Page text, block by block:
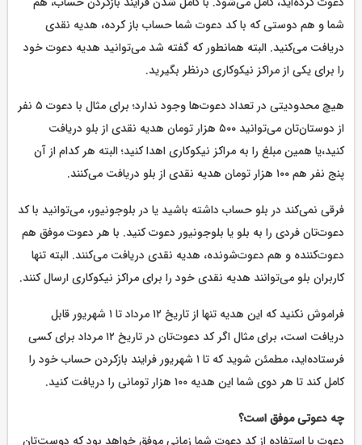
شما و هم دوستی که با کد دعوت شما حساب باز کرده، هدیه نقدی
دریافت می‌کنید. البته همانطور که گفته شد می‌توانید هدیه دعوت خود
را برای یکی از مراکز نیکوکاری درنظر بگیرید.
هیچ محدودیتی در تعداد دعوت‌ها وجود ندارد؛ برای مثال با دعوت ۵ نفر
از دوستان‌تان می‌توانید ۵۰۰ هزار تومان هدیه نقدی از بلو دریافت
کنید،یا همین مبلغ را به مراکز نیکوکاری اهدا کنید؛ البته هر کدام از آن
پنج نفر هم ۱۰۰ هزار تومان هدیه نقدی از بلو دریافت ‌می‌کنند.
فرقی نمی‌کند در بلو حساب داشته باشید یا در بلوجونیور، می‌توانید با کد
دعوت‌تان فردی را به بلو یا بلوجونیور دعوت کنید. با هر دعوت موفق هم
دعوت‌کننده و هم دعوت‌شونده، هدیه نقدی دریافت می‌کنند. البته تنها
کاربران بلو می‌توانند هدیه نقدی خود را برای مراکز نیکوکاری ارسال کنند.
فراموش نکنید که این هدیه تنها از تاریخ ۱۲ مرداد تا ۱ شهریور قابل
دریافت است، برای مثال اگر کد دعوت‌تان در تاریخ ۱۲ مرداد برای کسی
فرستاده‌اید، مطمئن شوید که تا ۱ شهریور فرایند بازکردن حساب خود را
کامل کند تا هر دوی شما این هدیه ۱۰۰ هزار تومانی را دریافت کنید.
چه دعوتی موفق است؟
دعوت با استفاده از کد دعوت شما زمانی موفق خواهد بود که دوست‌تان